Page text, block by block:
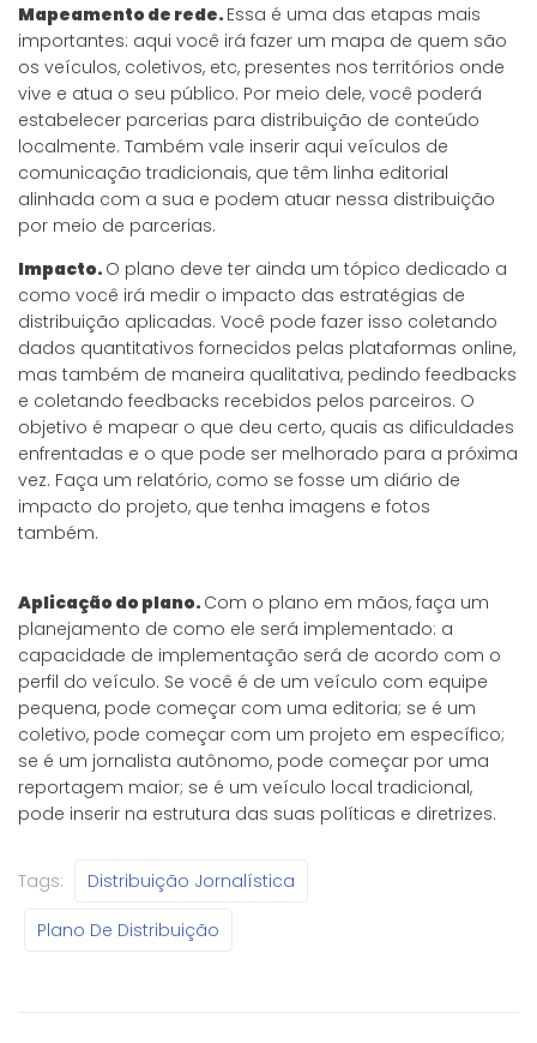
Mapeamento de rede. Essa é uma das etapas mais
importantes: aqui você irá fazer um mapa de quem são
os veículos, coletivos, etc, presentes nos territórios onde
vive e atua o seu público. Por meio dele, você poderá
estabelecer parcerias para distribuição de conteúdo
localmente. Também vale inserir aqui veículos de
comunicação tradicionais, que têm linha editorial
alinhada com a sua e podem atuar nessa distribuição
por meio de parcerias.
Impacto. O plano deve ter ainda um tópico dedicado a
como você irá medir o impacto das estratégias de
distribuição aplicadas. Você pode fazer isso coletando
dados quantitativos fornecidos pelas plataformas online,
mas também de maneira qualitativa, pedindo feedbacks
e coletando feedbacks recebidos pelos parceiros. O
objetivo é mapear o que deu certo, quais as dificuldades
enfrentadas e o que pode ser melhorado para a próxima
vez. Faça um relatório, como se fosse um diário de
impacto do projeto, que tenha imagens e fotos
também.
Aplicação do plano. Com o plano em mãos, faça um
planejamento de como ele será implementado: a
capacidade de implementação será de acordo com o
perfil do veículo. Se você é de um veículo com equipe
pequena, pode começar com uma editoria; se é um
coletivo, pode começar com um projeto em específico;
se é um jornalista autônomo, pode começar por uma
reportagem maior; se é um veículo local tradicional,
pode inserir na estrutura das suas políticas e diretrizes.
Tags: Distribuição Jornalística
Plano De Distribuição